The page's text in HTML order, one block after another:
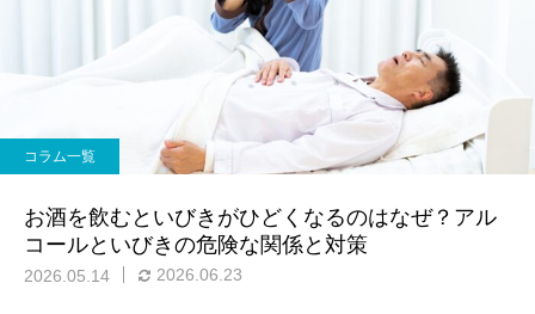
コラム一覧
お酒を飲むといびきがひどくなるのはなぜ？アル
コールといびきの危険な関係と対策
2026.05.14 2026.06.23